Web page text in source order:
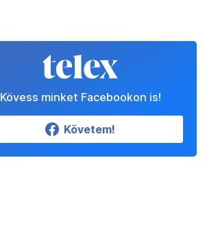
Kövess minket Facebookon is!
Követem!